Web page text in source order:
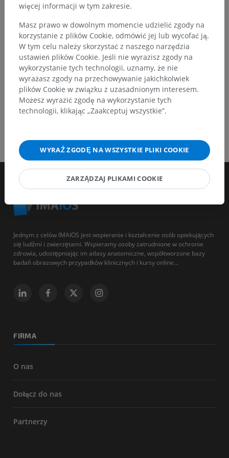
Zgłoś problem
POBIERZ APLIKACJĘ
Jednym z celów IMAIOS jest wspieranie i kształcenie osób opiekujących
się ludźmi i zwierzętami. Wspieramy osoby zatrudnione w ochronie
zdrowia, udostępniając im atlasy anatomiczne, współtworzone bazy
badań obrazowych przypadków klinicznych i kursy online...
FIRMA
O nas
Dołącz do nas
Partnerzy
więcej informacji w tym zakresie.
Masz prawo w dowolnym momencie udzielić zgody na
korzystanie z plików Cookie, odmówić jej lub wycofać ją.
W tym celu należy skorzystać z naszego narzędzia
ustawień plików Cookie. Jeśli nie wyrazisz zgody na
wykorzystanie tych technologii, uznamy, że nie
wyrażasz zgody na przechowywanie jakichkolwiek
plików Cookie w związku z uzasadnionym interesem.
Możesz wyrazić zgodę na wykorzystanie tych
technologii, klikając „Zaakceptuj wszystkie”.
WYRAŹ ZGODĘ NA WSZYSTKIE PLIKI COOKIE
ZARZĄDZAJ PLIKAMI COOKIE